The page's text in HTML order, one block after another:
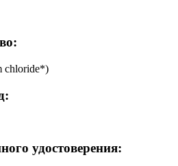
chloride*)
удостоверения: